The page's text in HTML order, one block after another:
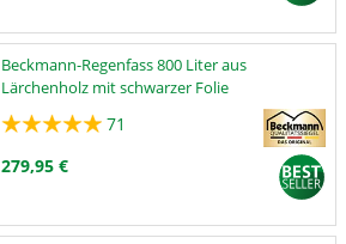
Beckmann-Regenfass 800 Liter aus
Lärchenholz mit schwarzer Folie
71
279,95 €